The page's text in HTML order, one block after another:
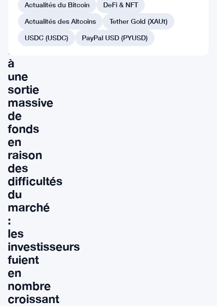
ETF
Bitcoin
font
face
à
une
sortie
massive
de
fonds
en
raison
des
difficultés
du
marché
:
les
investisseurs
fuient
en
nombre
croissant
Actualités du Bitcoin
DeFi & NFT
Actualités des Altcoins
Tether Gold (XAUt)
USDC (USDC)
PayPal USD (PYUSD)